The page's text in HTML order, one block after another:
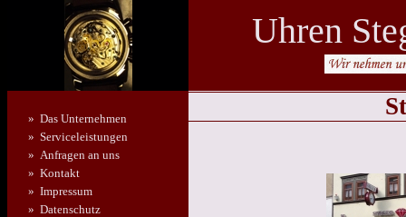
Uhren
» Das Unternehmen
» Serviceleistungen
» Anfragen an uns
» Kontakt
» Impressum
» Datenschutz